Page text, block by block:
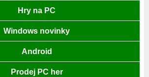
Hry na PC
Windows novinky
Android
Prodej PC her